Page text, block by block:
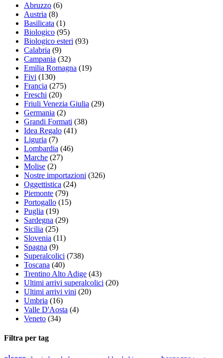
Abruzzo (6)
Austria (8)
Basilicata (1)
Biologico (95)
Biologico esteri (93)
Calabria (9)
Campania (32)
Emilia Romagna (19)
Fivi (130)
Francia (275)
Freschi (20)
Friuli Venezia Giulia (29)
Germania (2)
Grandi Formati (38)
Idea Regalo (41)
Liguria (7)
Lombardia (46)
Marche (27)
Molise (2)
Nostre importazioni (326)
Oggettistica (24)
Piemonte (79)
Portogallo (15)
Puglia (19)
Sardegna (29)
Sicilia (25)
Slovenia (11)
Spagna (9)
Superalcolici (738)
Toscana (40)
Trentino Alto Adige (43)
Ultimi arrivi superalcolici (20)
Ultimi arrivi vini (20)
Umbria (16)
Valle D'Aosta (4)
Veneto (34)
Filtra per tag